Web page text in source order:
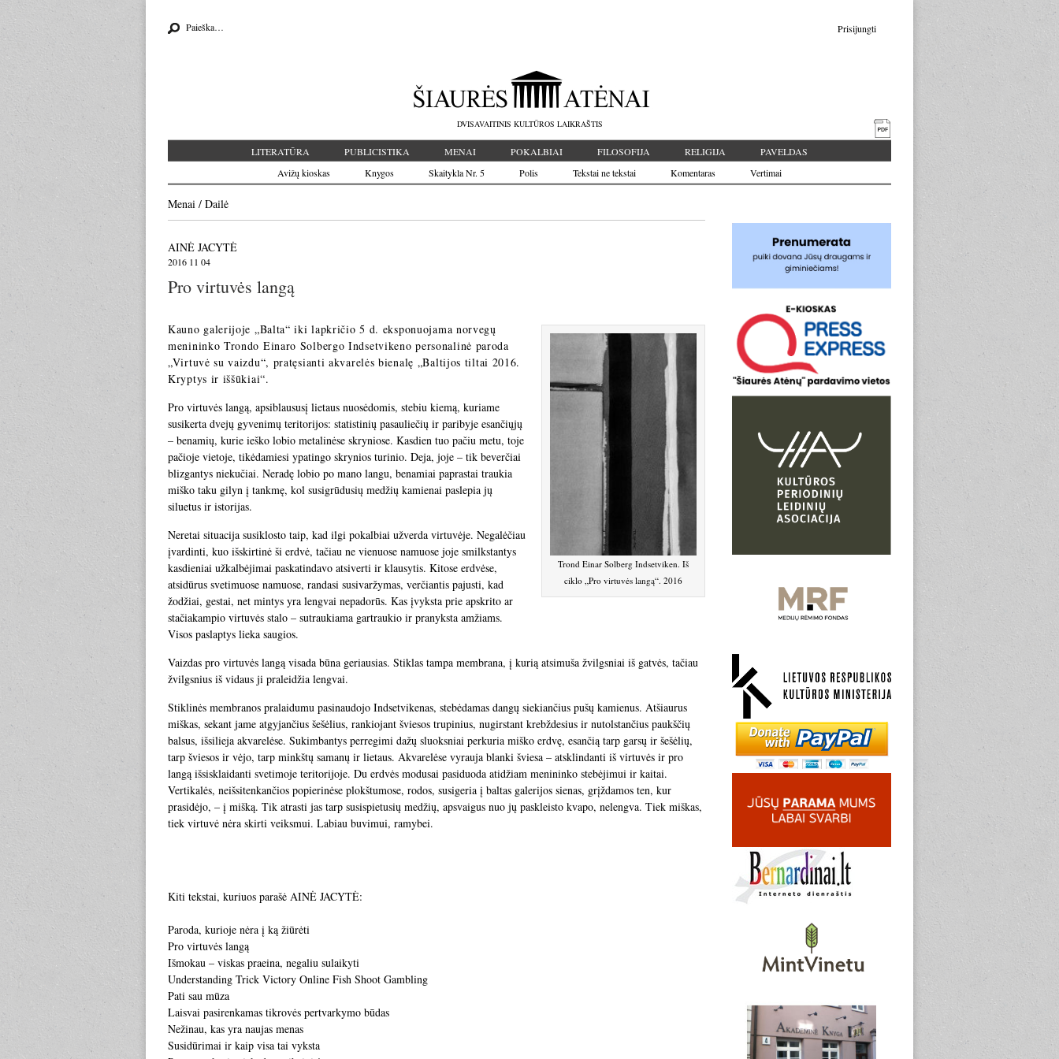
Prisijungti
Search for:
DVISAVAITINIS KULTŪROS LAIKRAŠTIS
LITERATŪRA PUBLICISTIKA MENAI POKALBIAI FILOSOFIJA RELIGIJA
PAVELDAS
Avižų kioskas
Knygos Skaitykla Nr. 5 Polis Tekstai ne tekstai Komentaras Vertimai
Menai / Dailė
AINĖ JACYTĖ
2016 11 04
Pro virtuvės langą
Trond Einar Solberg Indsetviken. Iš
ciklo „Pro virtuvės langą“. 2016
Kauno galerijoje „Balta“ iki lapkričio 5 d. eksponuojama norvegų
menininko Trondo Einaro Solbergo Indsetvikeno personalinė paroda
„Virtuvė su vaizdu“, pratęsianti akvarelės bienalę „Baltijos tiltai 2016.
Kryptys ir iššūkiai“.
Pro virtuvės langą, apsiblaususį lietaus nuosėdomis, stebiu kiemą, kuriame
susikerta dvejų gyvenimų teritorijos: statistinių pasauliečių ir paribyje esančiųjų
– benamių, kurie ieško lobio metalinėse skryniose. Kasdien tuo pačiu metu, toje
pačioje vietoje, tikėdamiesi ypatingo skrynios turinio. Deja, joje – tik beverčiai
blizgantys niekučiai. Neradę lobio po mano langu, benamiai paprastai traukia
miško taku gilyn į tankmę, kol susigrūdusių medžių kamienai paslepia jų
siluetus ir istorijas.
Neretai situacija susiklosto taip, kad ilgi pokalbiai užverda virtuvėje. Negalėčiau
įvardinti, kuo išskirtinė ši erdvė, tačiau ne vienuose namuose joje smilkstantys
kasdieniai užkalbėjimai paskatindavo atsiverti ir klausytis. Kitose erdvėse,
atsidūrus svetimuose namuose, randasi susivaržymas, verčiantis pajusti, kad
žodžiai, gestai, net mintys yra lengvai nepadorūs. Kas įvyksta prie apskrito ar
stačiakampio virtuvės stalo – sutraukiama gartraukio ir pranyksta amžiams.
Visos paslaptys lieka saugios.
Vaizdas pro virtuvės langą visada būna geriausias. Stiklas tampa membrana, į kurią atsimuša žvilgsniai iš gatvės, tačiau
žvilgsnius iš vidaus ji praleidžia lengvai.
Stiklinės membranos pralaidumu pasinaudojo Indsetvikenas, stebėdamas dangų siekiančius pušų kamienus. Atšiaurus
miškas, sekant jame atgyjančius šešėlius, rankiojant šviesos trupinius, nugirstant krebždesius ir nutolstančius paukščių
balsus, išsilieja akvarelėse. Sukimbantys perregimi dažų sluoksniai perkuria miško erdvę, esančią tarp garsų ir šešėlių,
tarp šviesos ir vėjo, tarp minkštų samanų ir lietaus. Akvarelėse vyrauja blanki šviesa – atsklindanti iš virtuvės ir pro
langą išsisklaidanti svetimoje teritorijoje. Du erdvės modusai pasiduoda atidžiam menininko stebėjimui ir kaitai.
Vertikalės, neišsitenkančios popierinėse plokštumose, rodos, susigeria į baltas galerijos sienas, grįždamos ten, kur
prasidėjo, – į mišką. Tik atrasti jas tarp susispietusių medžių, apsvaigus nuo jų paskleisto kvapo, nelengva. Tiek miškas,
tiek virtuvė nėra skirti veiksmui. Labiau buvimui, ramybei.
Kiti tekstai, kuriuos parašė AINĖ JACYTĖ:
Paroda, kurioje nėra į ką žiūrėti
Pro virtuvės langą
Išmokau – viskas praeina, negaliu sulaikyti
Understanding Trick Victory Online Fish Shoot Gambling
Pati sau mūza
Laisvai pasirenkamas tikrovės pertvarkymo būdas
Nežinau, kas yra naujas menas
Susidūrimai ir kaip visa tai vyksta